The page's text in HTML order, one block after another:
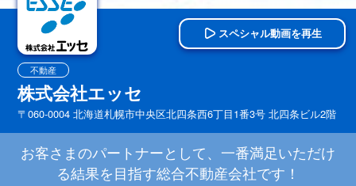
不動産
株式会社エッセ
〒060-0004 北海道札幌市中央区北四条西6丁目1番3号 北四条ビル2階
スペシャル動画を再生
お客さまのパートナーとして、一番満足いただけ
る結果を目指す総合不動産会社です！